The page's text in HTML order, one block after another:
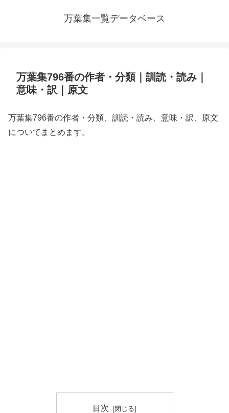
万葉集一覧データベース
万葉集796番の作者・分類｜訓読・読み｜
意味・訳｜原文
万葉集796番の作者・分類、訓読・読み、意味・訳、原文
についてまとめます。
目次